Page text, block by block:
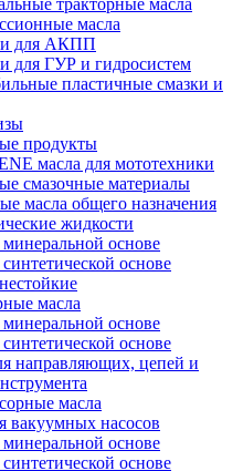
тракторные масла
масла
для АКПП
для ГУР и гидросистем
пластичные смазки и
продукты
масла для мототехники
смазочные материалы
масла общего назначения
жидкости
основе
основе
масла
основе
основе
направляющих, цепей и
масла
вакуумных насосов
основе
основе